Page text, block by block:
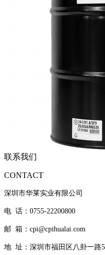
联系我们
CONTACT
深圳市华莱实业有限公司
电 话：0755-22200800
邮 箱：cpi@cpihualai.com
地 址： 深圳市福田区八卦一路